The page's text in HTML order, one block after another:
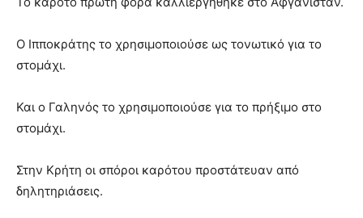
Ο Ιπποκράτης το χρησιμοποιούσε ως τονωτικό για το
στομάχι.
Και ο Γαληνός το χρησιμοποιούσε για το πρήξιμο στο
στομάχι.
Στην Κρήτη οι σπόροι καρότου προστάτευαν από
δηλητηριάσεις.